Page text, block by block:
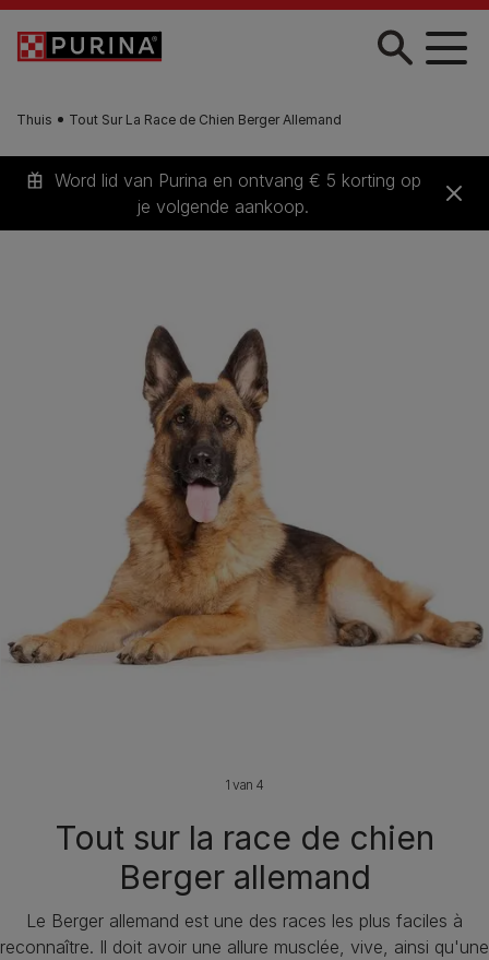
Skip to main content
Thuis Tout Sur La Race de Chien Berger Allemand
Word lid van Purina en ontvang € 5 korting op
je volgende aankoop.
Tout sur la race de chien
Berger allemand
Le Berger allemand est une des races les plus faciles à
reconnaître. Il doit avoir une allure musclée, vive, ainsi qu'une
1 van 4